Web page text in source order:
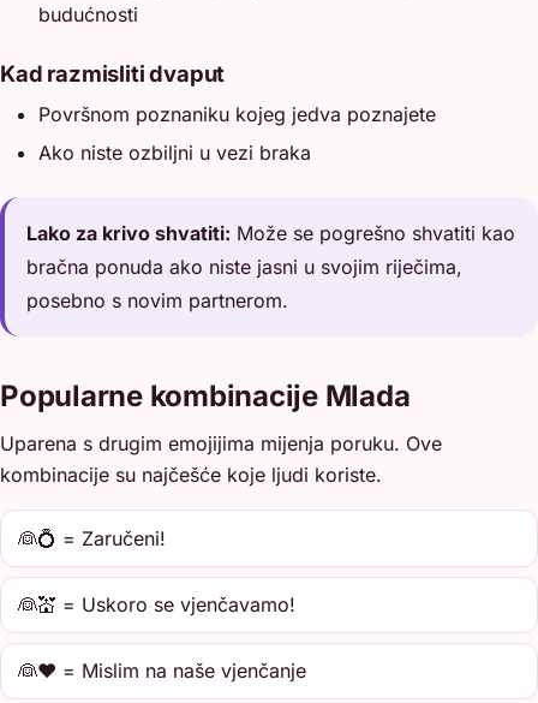
budućnosti
Kad razmisliti dvaput
Površnom poznaniku kojeg jedva poznajete
Ako niste ozbiljni u vezi braka
Lako za krivo shvatiti: Može se pogrešno shvatiti kao
bračna ponuda ako niste jasni u svojim riječima,
posebno s novim partnerom.
Popularne kombinacije Mlada
Uparena s drugim emojijima mijenja poruku. Ove
kombinacije su najčešće koje ljudi koriste.
👰💍 = Zaručeni!
👰💒 = Uskoro se vjenčavamo!
👰❤️ = Mislim na naše vjenčanje